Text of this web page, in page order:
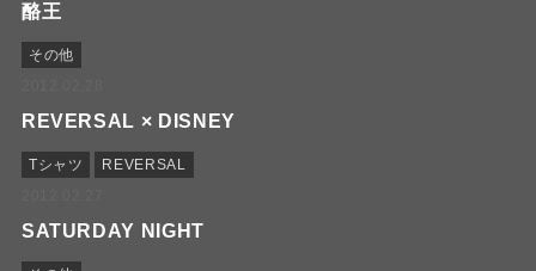
酪王
その他
REVERSAL × DISNEY
Tシャツ
REVERSAL
SATURDAY NIGHT